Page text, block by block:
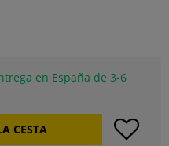
en España de 3-6
CESTA